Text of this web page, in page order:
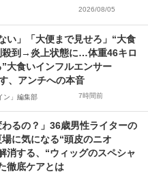
2026/08/05
い」「大便まで見せろ」“大食
殺到→炎上状態に…体重46キロ
大食いインフルエンサー
、アンチへの本音
ン」編集部 7時間前
わるの？」36歳男性ライターの
に気になる“頭皮のニオ
消する、“ウィッグのスペシャ
徹底ケアとは